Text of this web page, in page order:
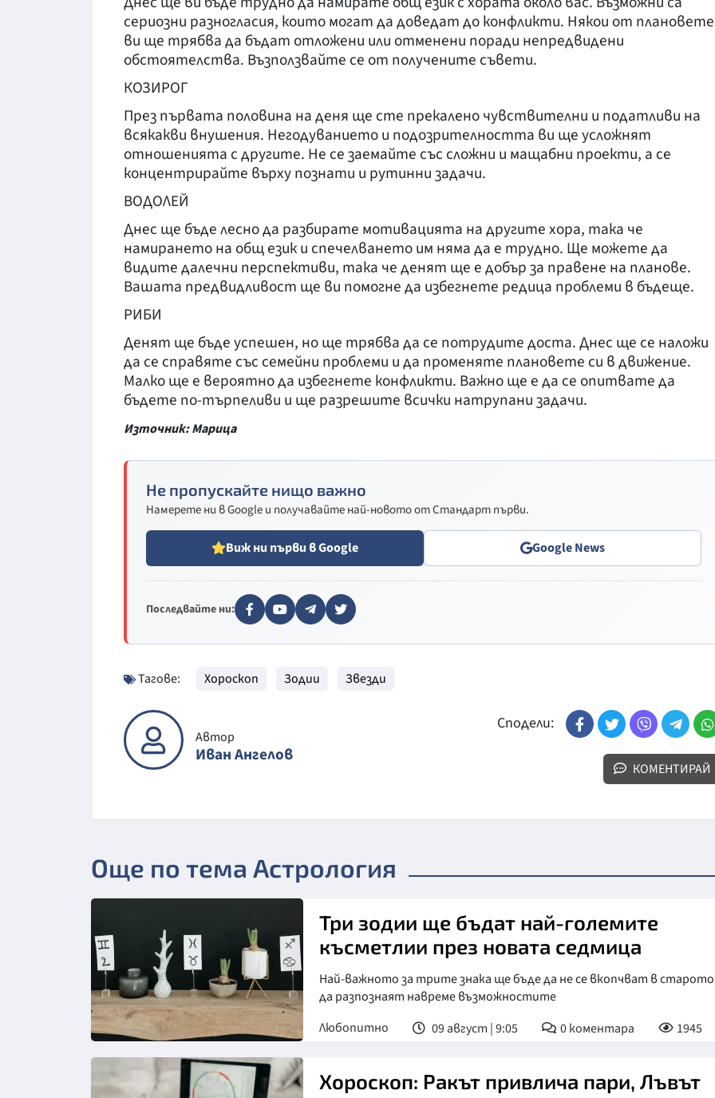
сериозни разногласия, които могат да доведат до конфликти. Някои от плановете
ви ще трябва да бъдат отложени или отменени поради непредвидени
обстоятелства. Възползвайте се от получените съвети.
КОЗИРОГ
През първата половина на деня ще сте прекалено чувствителни и податливи на
всякакви внушения. Негодуванието и подозрителността ви ще усложнят
отношенията с другите. Не се заемайте със сложни и мащабни проекти, а се
концентрирайте върху познати и рутинни задачи.
ВОДОЛЕЙ
Днес ще бъде лесно да разбирате мотивацията на другите хора, така че
намирането на общ език и спечелването им няма да е трудно. Ще можете да
видите далечни перспективи, така че денят ще е добър за правене на планове.
Вашата предвидливост ще ви помогне да избегнете редица проблеми в бъдеще.
РИБИ
Денят ще бъде успешен, но ще трябва да се потрудите доста. Днес ще се наложи
да се справяте със семейни проблеми и да променяте плановете си в движение.
Малко ще е вероятно да избегнете конфликти. Важно ще е да се опитвате да
бъдете по-търпеливи и ще разрешите всички натрупани задачи.
Източник: Марица
Не пропускайте нищо важно
Намерете ни в Google и получавайте най-новото от Стандарт първи.
Виж ни първи в Google Google News
Последвайте ни:
Тагове: Хороскоп Зодии Звезди
Автор
Иван Ангелов
Сподели:
КОМЕНТИРАЙ
Още по тема Астрология
Три зодии ще бъдат най-големите
късметлии през новата седмица
Най-важното за трите знака ще бъде да не се вкопчват в
да разпознаят навреме възможностите
Любопитно
09 август | 9:05 0коментара 1945
Хороскоп: Ракът привлича пари, Лъвът